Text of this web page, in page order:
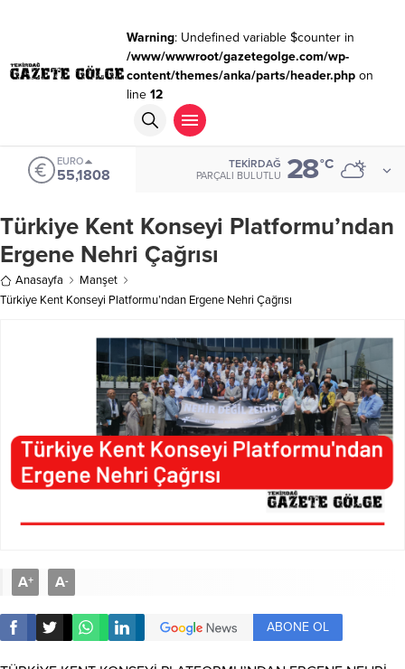
Warning: Undefined variable $counter in
/www/wwwroot/gazetegolge.com/wp-
content/themes/anka/parts/header.phpon
line 12
EURO
55,1808
TEKIRDAĞ
PARÇALI BULUTLU 28°C
Türkiye Kent Konseyi Platformu’ndan
Ergene Nehri Çağrısı
Anasayfa
Manşet
Türkiye Kent Konseyi Platformu’ndan Ergene Nehri Çağrısı
A+ A-
ABONE OL